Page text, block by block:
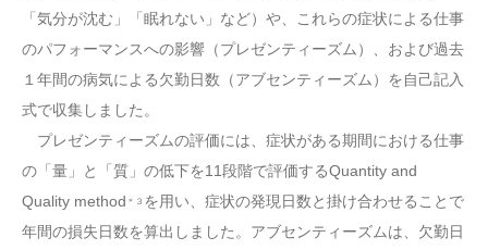
「気分が沈む」「眠れない」など）や、これらの症状による仕事
のパフォーマンスへの影響（プレゼンティーズム）、および過去
１年間の病気による欠勤日数（アブセンティーズム）を自己記入
式で収集しました。
プレゼンティーズムの評価には、症状がある期間における仕事
の「量」と「質」の低下を11段階で評価するQuantity and
Quality method ＊３ を用い、症状の発現日数と掛け合わせることで
年間の損失日数を算出しました。アブセンティーズムは、欠勤日